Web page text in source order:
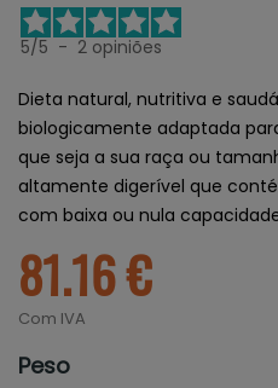
5/5 - 2 opiniões
Dieta natural, nutritiva e
biologicamente adaptada
que seja a sua raça ou
altamente digerível que
com baixa ou nula
81.16 €
Com IVA
Peso